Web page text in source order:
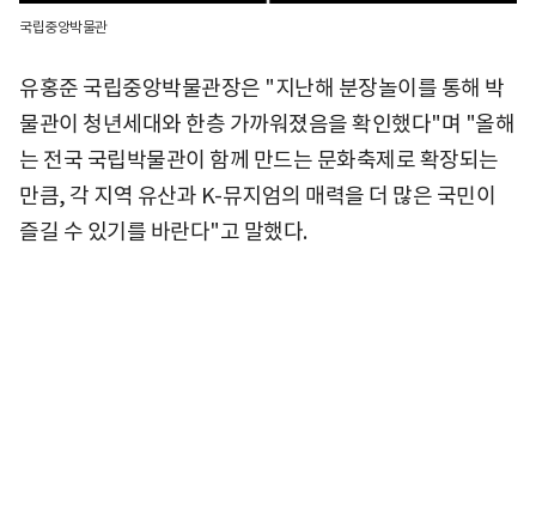
국립중앙박물관
유홍준 국립중앙박물관장은 "지난해 분장놀이를 통해 박
물관이 청년세대와 한층 가까워졌음을 확인했다"며 "올해
는 전국 국립박물관이 함께 만드는 문화축제로 확장되는
만큼, 각 지역 유산과 K-뮤지엄의 매력을 더 많은 국민이
즐길 수 있기를 바란다"고 말했다.